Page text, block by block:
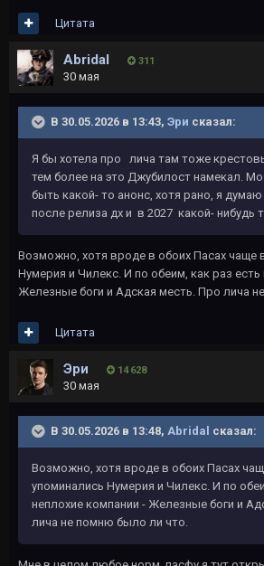
Цитата
Abridal 311
30 мая
В 30.05.2026 в 13:43, Эри сказал:
Я бы хотела про лича там тоже
тем более на это Джубилост намекал.
быть какой- то анонс, хотя рано, я
после релиза дх и в 2027 какой- нибудь
Возможно, хотя вроде в обоих Пасах чаще
Нумерия и Чилекс. И по обеим, как раз есть
Железные боги и Адская месть. Про лича
Цитата
Эри 14 628
30 мая
В 30.05.2026 в 13:48, Abridal сказал:
Возможно, хотя вроде в обоих Пасах
упоминались Нумерия и Чилекс. И по
неплохие компании - Железные боги и
лича не помню было ли что.